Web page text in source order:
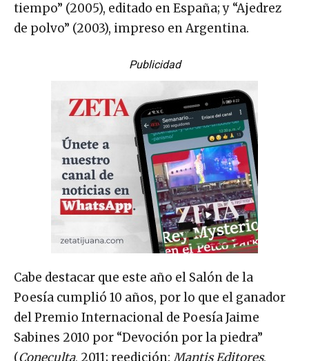
tiempo” (2005), editado en España; y “Ajedrez
de polvo” (2003), impreso en Argentina.
Publicidad
Cabe destacar que este año el Salón de la
Poesía cumplió 10 años, por lo que el ganador
del Premio Internacional de Poesía Jaime
Sabines 2010 por “Devoción por la piedra”
(Coneculta, 2011; reedición: Mantis Editores,